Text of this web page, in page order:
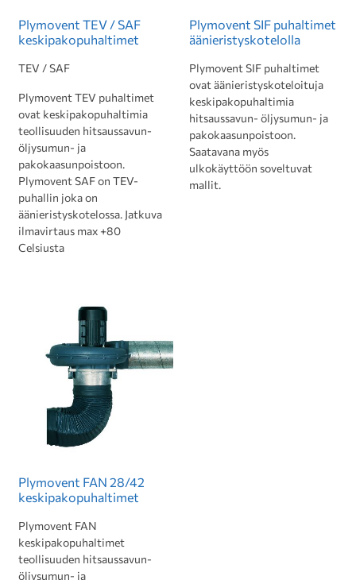
Plymovent TEV / SAF
keskipakopuhaltimet
TEV / SAF
Plymovent TEV puhaltimet
ovat keskipakopuhaltimia
teollisuuden hitsaussavun-
öljysumun- ja
pakokaasunpoistoon.
Plymovent SAF on TEV-
puhallin joka on
äänieristyskotelossa. Jatkuva
ilmavirtaus max +80
Celsiusta
Plymovent SIF puhaltimet
äänieristyskotelolla
Plymovent SIF puhaltimet
ovat äänieristyskoteloituja
keskipakopuhaltimia
hitsaussavun- öljysumun- ja
pakokaasunpoistoon.
Saatavana myös
ulkokäyttöön soveltuvat
mallit.
Plymovent FAN 28/42
keskipakopuhaltimet
Plymovent FAN
keskipakopuhaltimet
teollisuuden hitsaussavun-
öljysumun- ja